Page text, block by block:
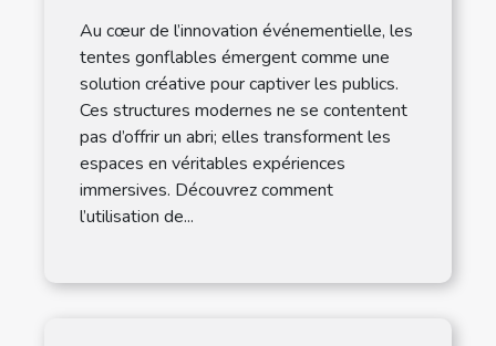
Au cœur de l’innovation événementielle, les
tentes gonflables émergent comme une
solution créative pour captiver les publics.
Ces structures modernes ne se contentent
pas d’offrir un abri; elles transforment les
espaces en véritables expériences
immersives. Découvrez comment
l’utilisation de...